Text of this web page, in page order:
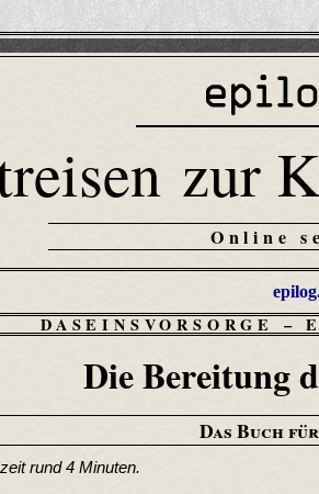
zur
Online
DASEINSVORSORGE–
Die Bereitung
Das Buch
rund 4 Minuten.